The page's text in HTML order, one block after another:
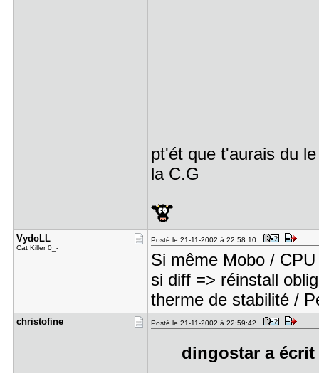
pt'ét que t'aurais du
la C.G
VydoLL
Cat Killer 0_-
Posté le 21-11-2002 à 22:58:10
Si même Mobo /
si diff => réinstall
therme de stabilité /
christofin​e Posté le 21-11-2002 à 22:59:42
dingostar a